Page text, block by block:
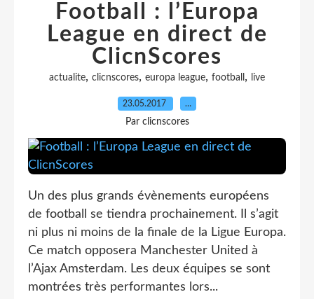
Football : l’Europa
League en direct de
ClicnScores
actualite, clicnscores, europa league, football , live
23.05.2017 …
Par clicnscores
Un des plus grands évènements européens
de football se tiendra prochainement. Il s’agit
ni plus ni moins de la finale de la Ligue Europa.
Ce match opposera Manchester United à
l’Ajax Amsterdam. Les deux équipes se sont
montrées très performantes lors...